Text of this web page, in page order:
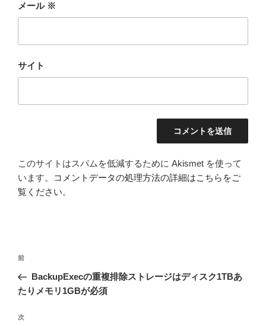
メール ※
サイト
このサイトはスパムを低減するために Akismet を使って
います。
コメントデータの処理方法の詳細はこちらをご
覧ください。
投
ナ
ゲ
前
の
投
前
BackupExecの重複排除ストレージはディスク1TBあ
たりメモリ1GBが必須
次
次